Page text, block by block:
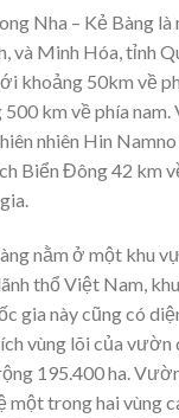
Nha – Kẻ Bàng
và Minh Hóa, tỉnh
khoảng 50km về
km về phía nam.
nhiên Hin
Biển Đông 42 km
nằm ở một khu
thổ Việt Nam,
gia này cũng có
vùng lõi của vườn
195.400 ha.
một trong hai vùng